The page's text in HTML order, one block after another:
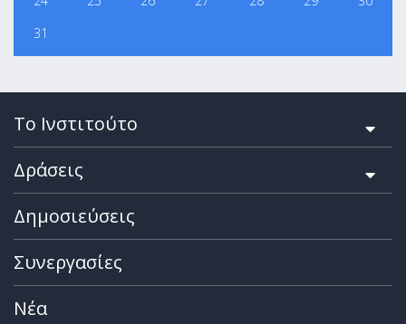
31
Το Ινστιτούτο
Δράσεις
Δημοσιεύσεις
Συνεργασίες
Νέα